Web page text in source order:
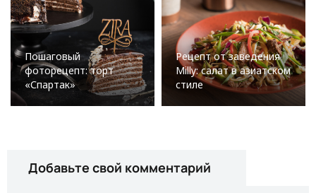
Пошаговый
фоторецепт: торт
«Спартак»
Рецепт от заведения
Milly: салат в азиатском
стиле
Добавьте свой комментарий